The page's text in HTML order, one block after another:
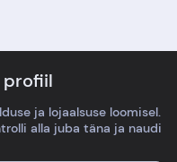
profiil
ja lojaalsuse loomisel.
alla juba täna ja naudi